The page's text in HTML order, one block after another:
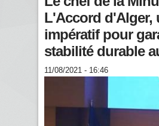
L'Accord d'Alger,
impératif pour
stabilité durable
11/08/2021 - 16:46